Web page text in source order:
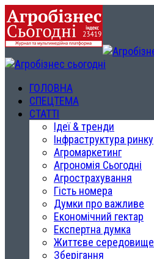
ГОЛОВНА
СПЕЦТЕМА
СТАТТІ
Ідеї & тренди
Інфраструктура ринку
Агромаркетинг
Агрономія Сьогодні
Агрострахування
Гість номера
Думки про важливе
Економічний гектар
Експертна думка
Життєве середовище
Зберігання